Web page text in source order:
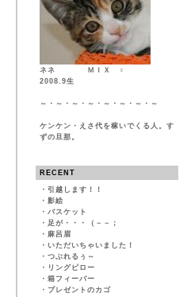
ネネ ＭＩＸ ♀
2008.9生
～・～・～・～・～・～・～・～
ケンケン・えさ代を稼いでくる人。す
ずの旦那。
RECENT
・ 引越します！！
・ 影絵
・ バスケット
・ 足が・・・（－－；
・ 麻呂眉
・ いただいちゃいました！
・ つぶれるぅ～
・ リングピロー
・ 箱フィーバー
・ プレゼントのカゴ